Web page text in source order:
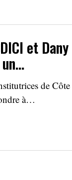
et Dany
de Côte
à…